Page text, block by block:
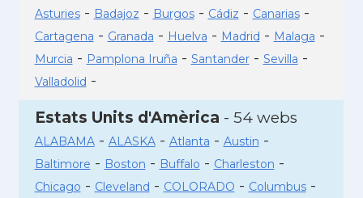
Asturies- Badajoz - Burgos- Cádiz - Canarias-
Cartagena - Granada - Huelva - Madrid - Malaga -
Murcia - Pamplona Iruña - Santander- Sevilla -
Valladolid -
Estats Units d'Amèrica - 54 webs
ALABAMA- ALASKA- Atlanta - Austin -
Baltimore - Boston - Buffalo - Charleston -
Chicago - Cleveland - COLORADO - Columbus-